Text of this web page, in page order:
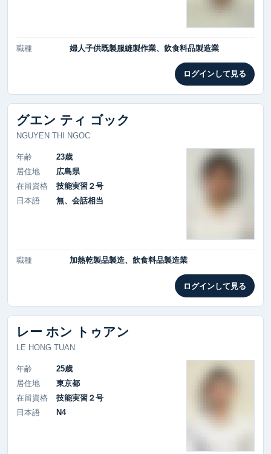
職種 婦人子供既製服縫製作業、飲食料品製造業
ログインして見る
グエン ティ ゴック
NGUYEN THI NGOC
年齢
23歳
居住地
広島県
在留資格
技能実習２号
日本語
無、会話相当
職種 加熱乾製品製造、飲食料品製造業
ログインして見る
レー ホン トゥアン
LE HONG TUAN
年齢
25歳
居住地
東京都
在留資格
技能実習２号
日本語
N4